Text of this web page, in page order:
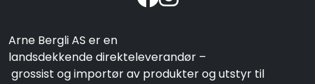
Arne Bergli AS er en
landsdekkende direkteleverandør –
grossist og importør av produkter og utstyr til